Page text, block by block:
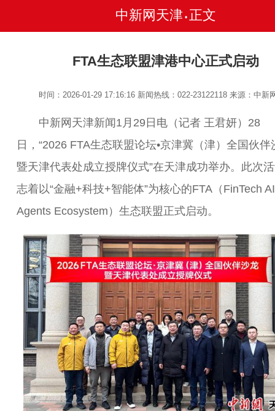
中新网天津 • 正文
FTA生态联盟津港中心正式启动
时间：2026-01-29 17:16:16 新闻热线：022-23122118来源：中新
中新网天津新闻1月29日电（记者 王君妍）28
日，“2026 FTA生态联盟论坛•京津冀（津）全国伙伴
暨天津代表处成立授牌仪式”在天津成功举办。此次
志着以“金融+科技+智能体”为核心的FTA（FinTech
Agents Ecosystem）生态联盟正式启动。